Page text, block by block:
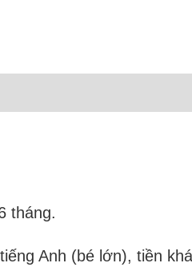
tháng.
Anh (bé lớn), tiền